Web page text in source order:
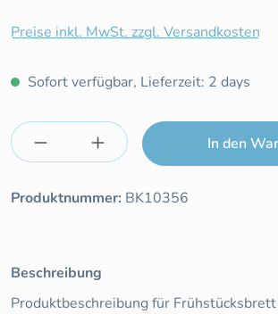
Preise inkl. MwSt. zzgl. Versandkosten
Sofort verfügbar, Lieferzeit: 2 days
Produkt Anzahl: Gib denIn den
Produktnummer: BK10356
Beschreibung
Produktbeschreibung für